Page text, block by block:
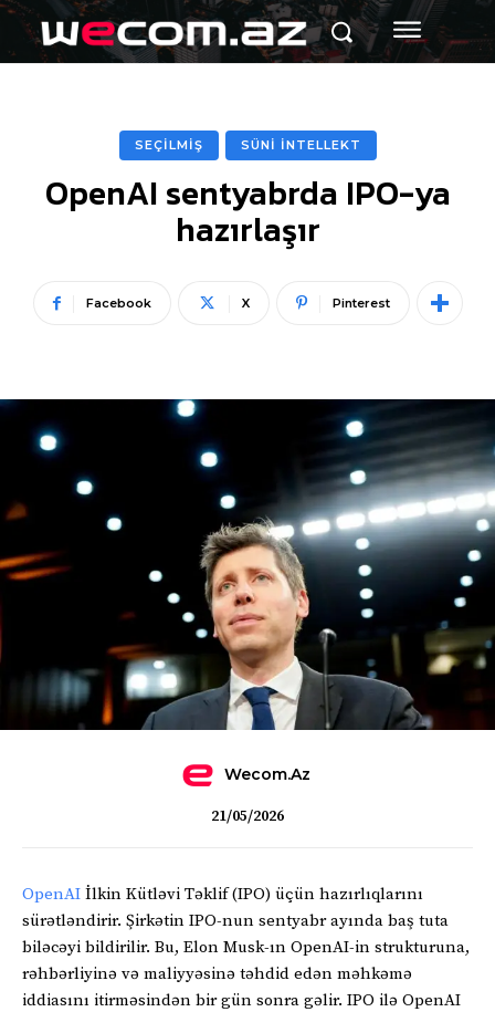
SEÇİLMİŞ SÜNİ İNTELLEKT
OpenAI sentyabrda IPO-ya
hazırlaşır
Facebook X Pinterest
Wecom.az
21/05/2026
OpenAI İlkin Kütləvi Təklif (IPO) üçün hazırlıqlarını
sürətləndirir. Şirkətin IPO-nun sentyabr ayında baş tuta
biləcəyi bildirilir. Bu, Elon Musk-ın OpenAI-in strukturuna,
rəhbərliyinə və maliyyəsinə təhdid edən məhkəmə
iddiasını itirməsindən bir gün sonra gəlir. IPO ilə OpenAI